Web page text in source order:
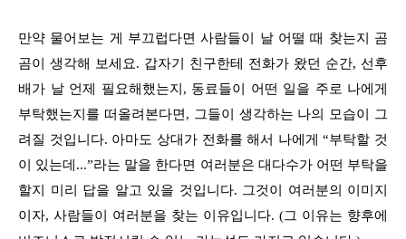
만약 물어보는 게 부끄럽다면 사람들이 날 어떨 때 찾는지 곰
곰이 생각해 보세요. 갑자기 친구한테 전화가 왔던 순간, 선후
배가 날 언제 필요해했는지, 동료들이 어떤 일을 주로 나에게
부탁했는지를 떠올려본다면, 그들이 생각하는 나의 모습이 그
려질 것입니다. 아마도 상대가 전화를 해서 나에게 “부탁할 것
이 있는데...”라는 말을 한다면 여러분은 대다수가 어떤 부탁을
할지 미리 답을 알고 있을 것입니다. 그것이 여러분의 이미지
이자, 사람들이 여러분을 찾는 이유입니다. (그 이유는 향후에